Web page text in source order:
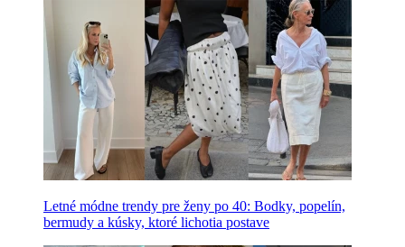
Letné módne trendy pre ženy po 40: Bodky, popelín,
bermudy a kúsky, ktoré lichotia postave